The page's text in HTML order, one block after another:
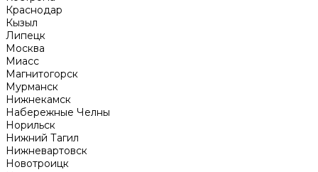
Краснодар
Кызыл
Липецк
Москва
Миасс
Магнитогорск
Мурманск
Нижнекамск
Набережные Челны
Норильск
Нижний Тагил
Нижневартовск
Новотроицк